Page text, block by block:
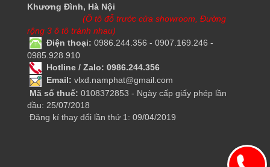
Khương Đình, Hà Nội
(Ô tô đỗ trước cửa showroom, Đường
rộng 3 ô tô tránh nhau)
Điện thoại: 0986.244.356 - 0907.169.246 -
0985.928.910
Hotline / Zalo: 0986.244.356
Email: vlxd.namphat@gmail.com
Mã số thuế: 0108372853 - Ngày cấp giấy phép lần
đầu: 25/07/2018
Đăng kí thay đổi lần thứ 1: 09/04/2019